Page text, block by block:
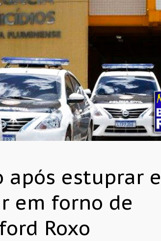
após estuprar e
em forno de
Roxo